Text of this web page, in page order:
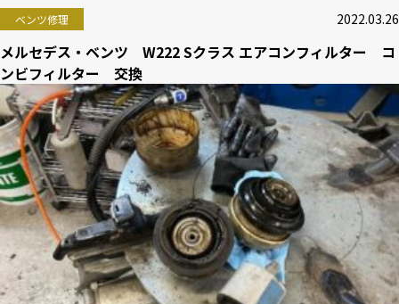
ベンツ修理 2022.03.26
メルセデス・ベンツ W222 Sクラス エアコンフィルター コ
ンビフィルター 交換